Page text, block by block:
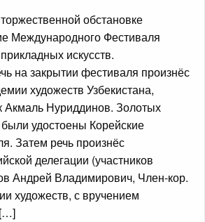
обстановке
Международного Фестиваля
искусств.
на закрытии фестиваля произнёс
художеств Узбекистана,
Акмаль Нуриддинов. Золотых
удостоены Корейские
Затем речь произнёс
делегации (участников
Андрей Владимирович, Член-кор.
художеств, с вручением
[…]